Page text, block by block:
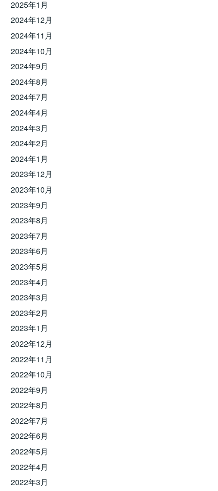
2025年1月
2024年12月
2024年11月
2024年10月
2024年9月
2024年8月
2024年7月
2024年4月
2024年3月
2024年2月
2024年1月
2023年12月
2023年10月
2023年9月
2023年8月
2023年7月
2023年6月
2023年5月
2023年4月
2023年3月
2023年2月
2023年1月
2022年12月
2022年11月
2022年10月
2022年9月
2022年8月
2022年7月
2022年6月
2022年5月
2022年4月
2022年3月